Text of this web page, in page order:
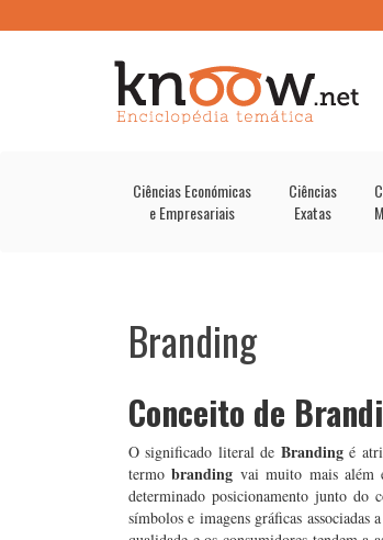
Ciências Económicas
e Empresariais
Ciências
Exatas
Branding
Conceito de
O significado literal de Brandingé
termobranding vai muito mais além
determinado posicionamento junto do
símbolos e imagens gráficas associadas